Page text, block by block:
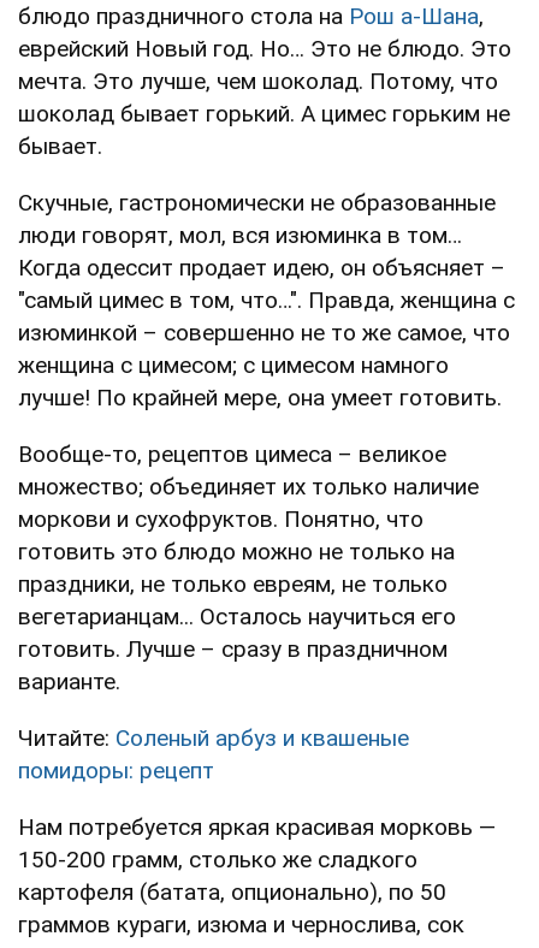
блюдо праздничного стола на Рош а-Шана,
еврейский Новый год. Но… Это не блюдо. Это
мечта. Это лучше, чем шоколад. Потому, что
шоколад бывает горький. А цимес горьким не
бывает.
Скучные, гастрономически не образованные
люди говорят, мол, вся изюминка в том…
Когда одессит продает идею, он объясняет –
"самый цимес в том, что…". Правда, женщина с
изюминкой – совершенно не то же самое, что
женщина с цимесом; с цимесом намного
лучше! По крайней мере, она умеет готовить.
Вообще-то, рецептов цимеса – великое
множество; объединяет их только наличие
моркови и сухофруктов. Понятно, что
готовить это блюдо можно не только на
праздники, не только евреям, не только
вегетарианцам... Осталось научиться его
готовить. Лучше – сразу в праздничном
варианте.
Читайте: Соленый арбуз и квашеные
помидоры: рецепт
Нам потребуется яркая красивая морковь —
150-200 грамм, столько же сладкого
картофеля (батата, опционально), по 50
граммов кураги, изюма и чернослива, сок